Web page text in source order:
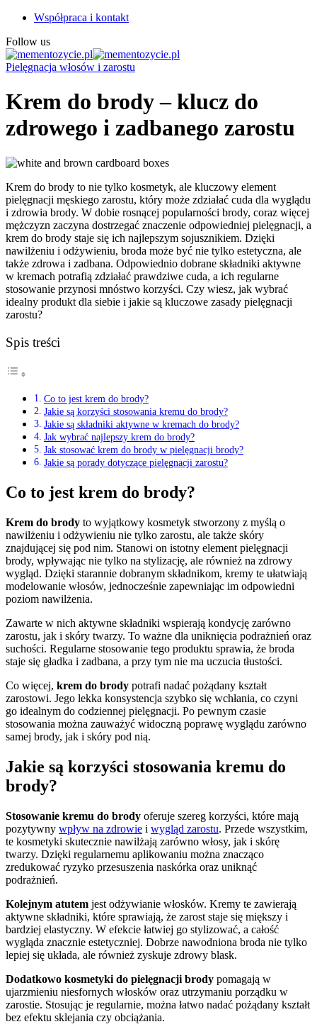
Współpraca i kontakt
Follow us
Pielęgnacja włosów i zarostu
Krem do brody – klucz do
zdrowego i zadbanego zarostu
Krem do brody to nie tylko kosmetyk, ale kluczowy element
pielęgnacji męskiego zarostu, który może zdziałać cuda dla wyglądu
i zdrowia brody. W dobie rosnącej popularności brody, coraz więcej
mężczyzn zaczyna dostrzegać znaczenie odpowiedniej pielęgnacji, a
krem do brody staje się ich najlepszym sojusznikiem. Dzięki
nawilżeniu i odżywieniu, broda może być nie tylko estetyczna, ale
także zdrowa i zadbana. Odpowiednio dobrane składniki aktywne
w kremach potrafią zdziałać prawdziwe cuda, a ich regularne
stosowanie przynosi mnóstwo korzyści. Czy wiesz, jak wybrać
idealny produkt dla siebie i jakie są kluczowe zasady pielęgnacji
zarostu?
Spis treści
Co to jest krem do brody?
Jakie są korzyści stosowania kremu do brody?
Jakie są składniki aktywne w kremach do brody?
Jak wybrać najlepszy krem do brody?
Jak stosować krem do brody w pielęgnacji brody?
Jakie są porady dotyczące pielęgnacji zarostu?
Co to jest krem do brody?
Krem do brody to wyjątkowy kosmetyk stworzony z myślą o
nawilżeniu i odżywieniu nie tylko zarostu, ale także skóry
znajdującej się pod nim. Stanowi on istotny element pielęgnacji
brody, wpływając nie tylko na stylizację, ale również na zdrowy
wygląd. Dzięki starannie dobranym składnikom, kremy te ułatwiają
modelowanie włosów, jednocześnie zapewniając im odpowiedni
poziom nawilżenia.
Zawarte w nich aktywne składniki wspierają kondycję zarówno
zarostu, jak i skóry twarzy. To ważne dla uniknięcia podrażnień oraz
suchości. Regularne stosowanie tego produktu sprawia, że broda
staje się gładka i zadbana, a przy tym nie ma uczucia tłustości.
Co więcej, krem do brody potrafi nadać pożądany kształt
zarostowi. Jego lekka konsystencja szybko się wchłania, co czyni
go idealnym do codziennej pielęgnacji. Po pewnym czasie
stosowania można zauważyć widoczną poprawę wyglądu zarówno
samej brody, jak i skóry pod nią.
Jakie są korzyści stosowania kremu do
brody?
Stosowanie kremu do brody oferuje szereg korzyści, które mają
pozytywny wpływ na zdrowie i wygląd zarostu. Przede wszystkim,
te kosmetyki skutecznie nawilżają zarówno włosy, jak i skórę
twarzy. Dzięki regularnemu aplikowaniu można znacząco
zredukować ryzyko przesuszenia naskórka oraz uniknąć
podrażnień.
Kolejnym atutem jest odżywianie włosków. Kremy te zawierają
aktywne składniki, które sprawiają, że zarost staje się miększy i
bardziej elastyczny. W efekcie łatwiej go stylizować, a całość
wygląda znacznie estetyczniej. Dobrze nawodniona broda nie tylko
lepiej się układa, ale również zyskuje zdrowy blask.
Dodatkowo kosmetyki do pielęgnacji brody pomagają w
ujarzmieniu niesfornych włosków oraz utrzymaniu porządku w
zarostie. Stosując je regularnie, można łatwo nadać pożądany kształt
bez efektu sklejania czy obciążania.